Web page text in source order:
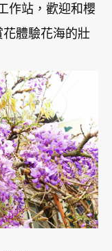
作站，歡迎和櫻
體驗花海的壯